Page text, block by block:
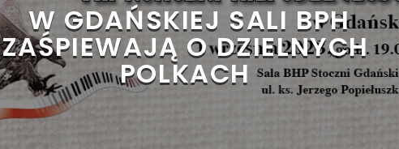
W GDAŃSKIEJ SALI BPH
ZAŚPIEWAJĄ O DZIELNYCH
POLKACH